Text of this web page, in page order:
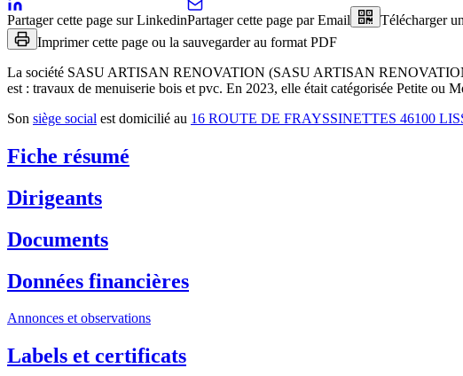
Partager cette page sur LinkedinPartager cette page par Email
Télécharger
Imprimer cette page ou la sauvegarder au format PDF
La société SASU ARTISAN RENOVATION (SASU ARTISAN
est : travaux de menuiserie bois et pvc. En 2023, elle était catégorisée Petite ou
Son siège social est domicilié au 16 ROUTE DE FRAYSSINETTES 46100
Fiche résumé
Dirigeants
Documents
Données financières
Annonces et observations
Labels et certificats